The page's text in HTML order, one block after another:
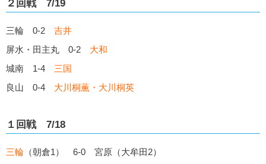
２回戦 7/19
三輪 0-2 吉井
屏水・田主丸 0-2 大和
城南 1-4 三国
良山 0-4 大川桐薫・大川桐英
１回戦 7/18
三輪 （朝倉1） 6-0 宮原（大牟田2）